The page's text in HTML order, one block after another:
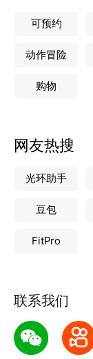
可预约
动作冒险
购物
网友热搜
光环助手
豆包
FitPro
联系我们